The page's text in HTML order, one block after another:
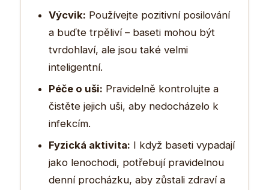
Výcvik: Používejte pozitivní posilování
a buďte trpěliví – baseti mohou být
tvrdohlaví, ale jsou také velmi
inteligentní.
Péče o uši: Pravidelně kontrolujte a
čistěte jejich uši, aby nedocházelo k
infekcím.
Fyzická aktivita: I když baseti vypadají
jako lenochodi, potřebují pravidelnou
denní procházku, aby zůstali zdraví a